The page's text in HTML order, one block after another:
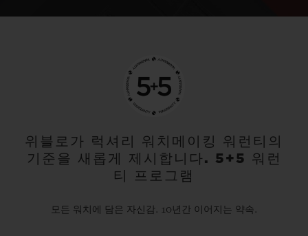
위블로가 럭셔리 워치메이킹 워런티의
기준을 새롭게 제시합니다. 5+5 워런
티 프로그램
모든 워치에 담은 자신감. 10년간 이어지는 약속.